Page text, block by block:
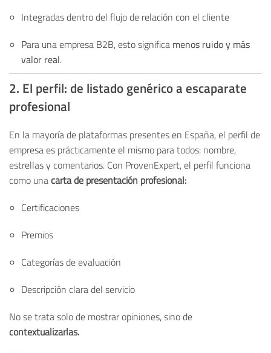
Integradas dentro del flujo de relación con el cliente
Para una empresa B2B, esto significa menos ruido y más
valor real.
2. El perfil: de listado genérico a escaparate
profesional
En la mayoría de plataformas presentes en España, el perfil de
empresa es prácticamente el mismo para todos: nombre,
estrellas y comentarios. Con ProvenExpert, el perfil funciona
como unacarta de presentación profesional:
Certificaciones
Premios
Categorías de evaluación
Descripción clara del servicio
No se trata solo de mostrar opiniones, sino de
contextualizarlas.